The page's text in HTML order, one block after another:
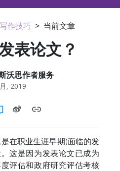
写作技巧 > 当前文章
表论文？
沃思作者服务
, 2019
在职业生涯早期)面临的发
这是因为发表论文已成为
评估和政府研究评估考核